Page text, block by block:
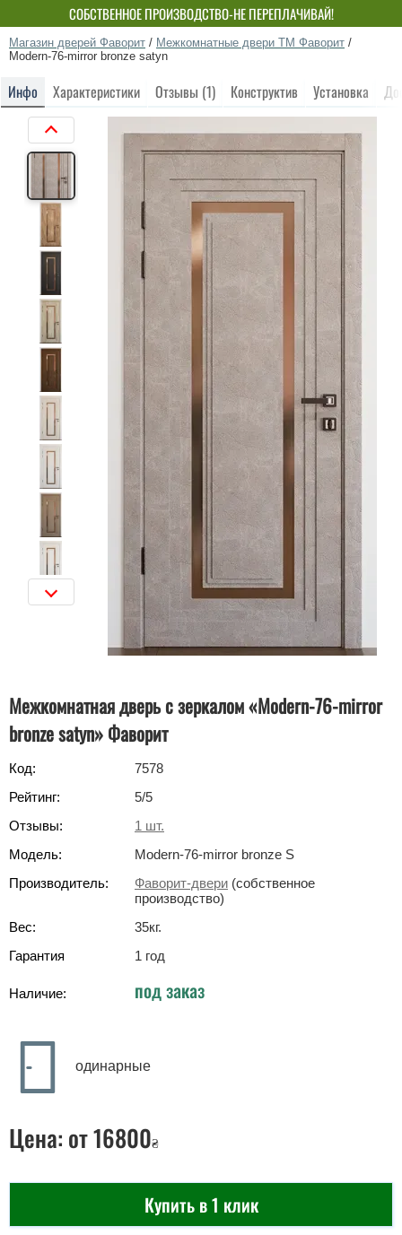
СОБСТВЕННОЕ ПРОИЗВОДСТВО-НЕ ПЕРЕПЛАЧИВАЙ!
Магазин дверей Фаворит / Межкомнатные двери ТМ Фаворит /
Modern-76-mirror bronze satyn
Инфо Характеристики Отзывы (1) Конструктив Установка
Межкомнатная дверь с зеркалом «Modern-76-mirror
bronze satyn» Фаворит
Код:
7578
Рейтинг:
5/5
Отзывы:
1 шт.
Модель:
Modern-76-mirror bronze S
Производитель:
Фаворит-двери (собственное
производство)
Вес:
35кг.
Гарантия
1 год
Наличие: под заказ
одинарные
Цена: от 16800₴
Купить в 1 клик